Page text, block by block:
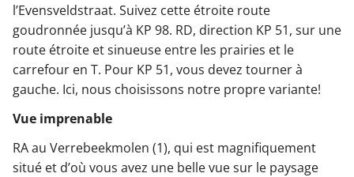
l’Evensveldstraat. Suivez cette étroite route
goudronnée jusqu’à KP 98. RD, direction KP 51, sur une
route étroite et sinueuse entre les prairies et le
carrefour en T. Pour KP 51, vous devez tourner à
gauche. Ici, nous choisissons notre propre variante!
Vue imprenable
RA au Verrebeekmolen (1), qui est magnifiquement
situé et d’où vous avez une belle vue sur le paysage